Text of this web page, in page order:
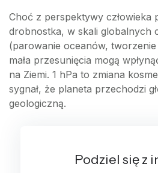
Choć z perspektywy człowieka
drobnostka, w skali globalnych
(parowanie oceanów,
mała przesunięcia mogą
na Ziemi. 1 hPa to zmiana
sygnał, że planeta przechodzi
geologiczną.
Podziel się z